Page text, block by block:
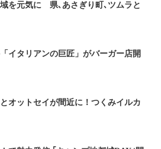
域を元気に 県､あさぎり町､ツムラと
イタリアンの巨匠」がバーガー店開
とオットセイが間近に！つくみイルカ